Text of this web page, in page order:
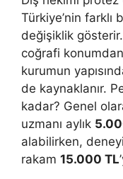
Türkiye’nin
değişiklik
coğrafi
kurumun
de kaynaklanır.
kadar? Genel
uzmanı aylık
alabilirken,
rakam 15.000 TL